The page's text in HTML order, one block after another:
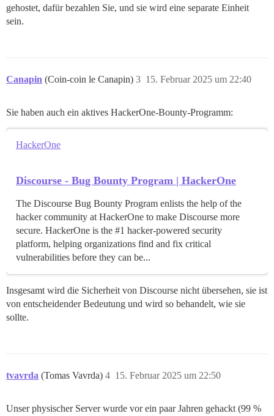
gehostet, dafür bezahlen Sie, und sie wird eine separate Einheit
sein.
Canapin (Coin-coin le Canapin) 15. Februar 2025 um 22:40
3
Sie haben auch ein aktives HackerOne-Bounty-Programm:
HackerOne
Discourse - Bug Bounty Program | HackerOne
The Discourse Bug Bounty Program enlists the help of the
hacker community at HackerOne to make Discourse more
secure. HackerOne is the #1 hacker-powered security
platform, helping organizations find and fix critical
vulnerabilities before they can be...
Insgesamt wird die Sicherheit von Discourse nicht übersehen, sie ist
von entscheidender Bedeutung und wird so behandelt, wie sie
sollte.
tvavrda (Tomas Vavrda) 15. Februar 2025 um 22:50
4
Unser physischer Server wurde vor ein paar Jahren gehackt (99 %